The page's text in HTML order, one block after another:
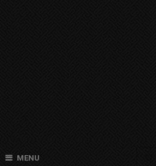
MENU